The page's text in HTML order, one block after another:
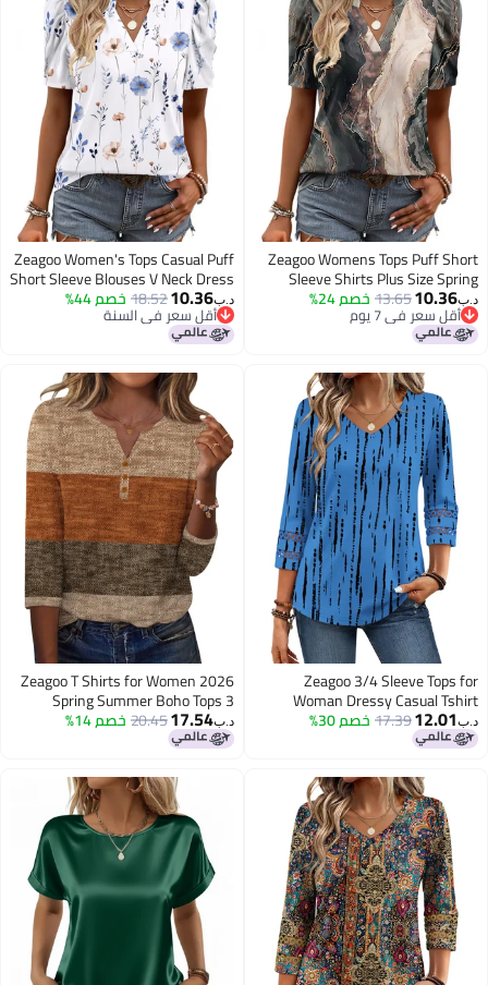
Zeagoo Womens Tops Puff Short
Sleeve Shirts Plus Size Spring
Blouses Dressy Casual V Neck
Clothes 2026 Fashion Outfits
د.ب‏10.36
13.65خصم 24%
أقل سعر في 7 يوم
أقل سعر في 7 يوم
Zeagoo Women's Tops Casual Puff
Short Sleeve Blouses V Neck Dress
Shirts Boho Floral Tunic 2026
Office Work Clothes
د.ب‏10.36
18.52خصم 44%
أقل سعر في السنة
أقل سعر في السنة
Zeagoo 3/4 Sleeve Tops for
Woman Dressy Casual Tshirt
Shirts Trendy Fall Fashion Tunic
Basic Blouses
د.ب‏12.01
17.39خصم 30%
Zeagoo T Shirts for Women 2026
Spring Summer Boho Tops 3
Quarter Sleeve Shirts Dressy
Casual Blouses Clothes
د.ب‏17.54
20.45خصم 14%